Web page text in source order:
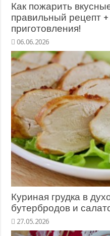
Как пожарить
правильный рецепт
приготовления!
06.06.2026
Куриная грудка в
бутербродов и
27.05.2026